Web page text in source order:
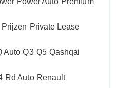
Prijzen Private Lease
Auto Q3 Q5 Qashqai
Rd Auto Renault